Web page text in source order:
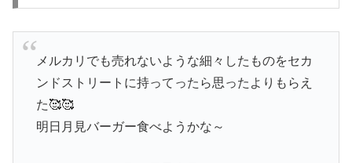
メルカリでも売れないような細々したものをセカ
ンドストリートに持ってったら思ったよりもらえ
た🥰🥰
明日月見バーガー食べようかな～